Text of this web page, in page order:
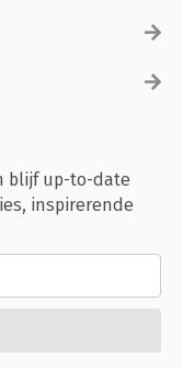
blijf up-to-date
inspirerende